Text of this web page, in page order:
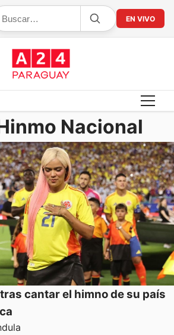
EN VIVO
Nacional
cantar el himno de su país